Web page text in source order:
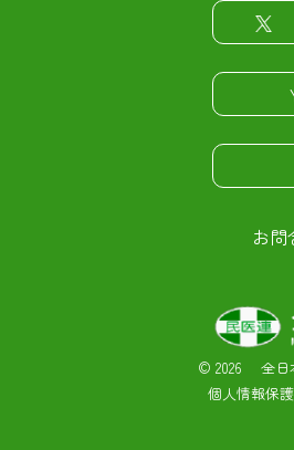
お問
© 2026 全日
個人情報保